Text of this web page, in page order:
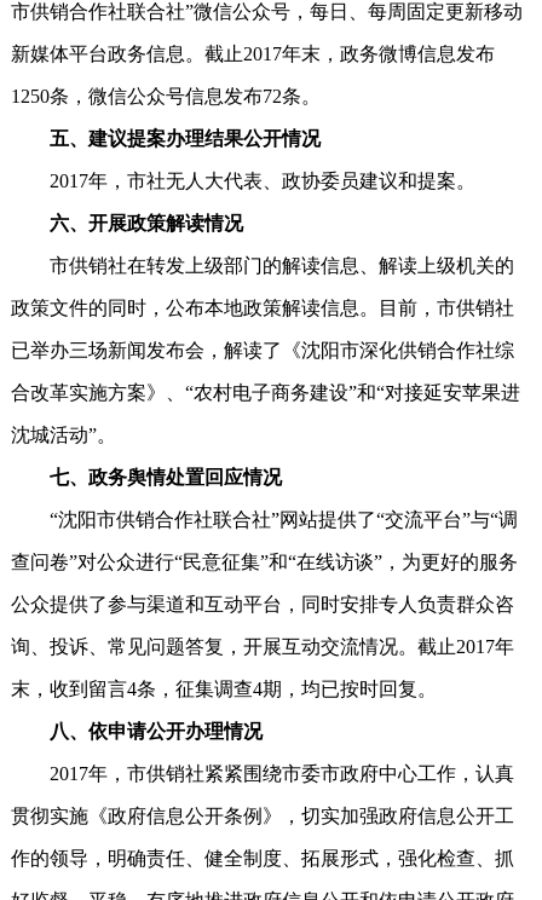
市供销合作社联合社”微信公众号，每日、每周固定更新移动
新媒体平台政务信息。截止2017年末，政务微博信息发布
1250条，微信公众号信息发布72条。
五、建议提案办理结果公开情况
2017年，市社无人大代表、政协委员建议和提案。
六、开展政策解读情况
市供销社在转发上级部门的解读信息、解读上级机关的
政策文件的同时，公布本地政策解读信息。目前，市供销社
已举办三场新闻发布会，解读了《沈阳市深化供销合作社综
合改革实施方案》、“农村电子商务建设”和“对接延安苹果进
沈城活动”。
七、政务舆情处置回应情况
“沈阳市供销合作社联合社”网站提供了“交流平台”与“调
查问卷”对公众进行“民意征集”和“在线访谈”，为更好的服务
公众提供了参与渠道和互动平台，同时安排专人负责群众咨
询、投诉、常见问题答复，开展互动交流情况。截止2017年
末，收到留言4条，征集调查4期，均已按时回复。
八、依申请公开办理情况
2017年，市供销社紧紧围绕市委市政府中心工作，认真
贯彻实施《政府信息公开条例》，切实加强政府信息公开工
作的领导，明确责任、健全制度、拓展形式，强化检查、抓